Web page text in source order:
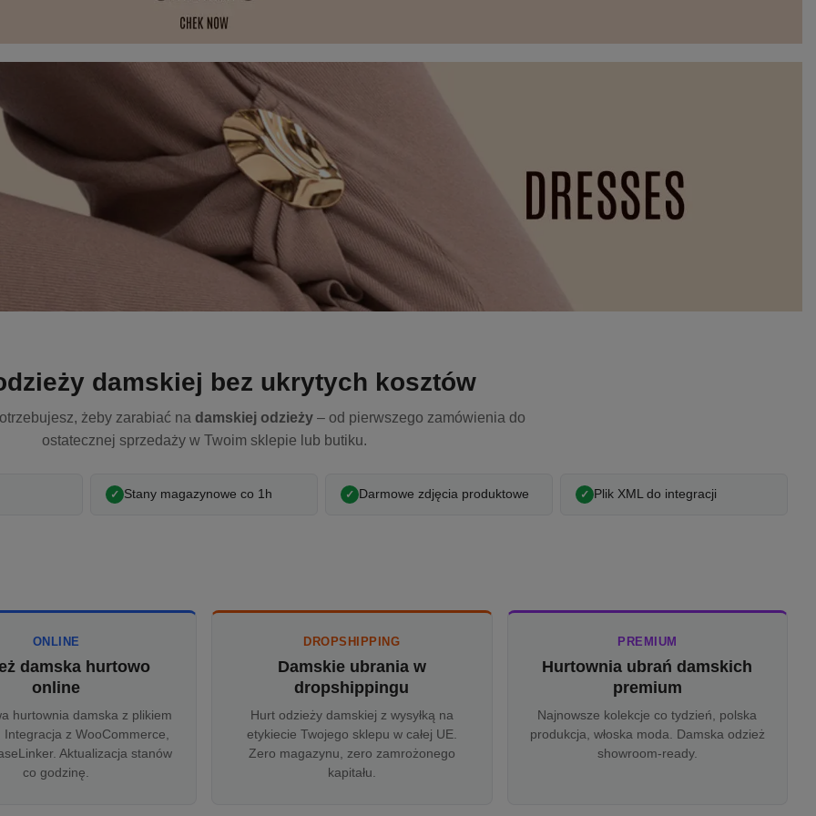
damskiej bez ukrytych kosztów
żeby zarabiać na damskiej odzieży – od pierwszego zamówienia do
ostatecznej sprzedaży w Twoim sklepie lub butiku.
Stany magazynowe co 1h Darmowe zdjęcia produktowe Plik XML do integracji
ONLINE
damska hurtowo
online
hurtownia damska z plikiem
Integracja z WooCommerce,
Aktualizacja stanów
co godzinę.
DROPSHIPPING
Damskie ubrania w
dropshippingu
Hurt odzieży damskiej z wysyłką na
etykiecie Twojego sklepu w całej UE.
Zero magazynu, zero zamrożonego
kapitału.
PREMIUM
Hurtownia ubrań damskich
premium
Najnowsze kolekcje co tydzień, polska
produkcja, włoska moda. Damska odzież
showroom-ready.